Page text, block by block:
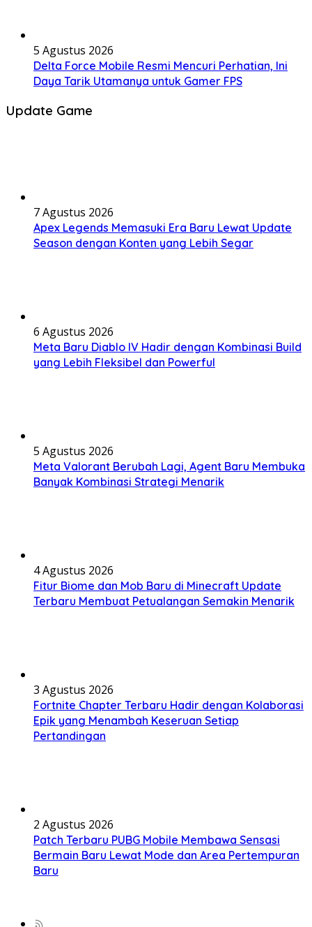
5 Agustus 2026
Delta Force Mobile Resmi Mencuri Perhatian, Ini
Daya Tarik Utamanya untuk Gamer FPS
Update Game
7 Agustus 2026
Apex Legends Memasuki Era Baru Lewat Update
Season dengan Konten yang Lebih Segar
6 Agustus 2026
Meta Baru Diablo IV Hadir dengan Kombinasi Build
yang Lebih Fleksibel dan Powerful
5 Agustus 2026
Meta Valorant Berubah Lagi, Agent Baru Membuka
Banyak Kombinasi Strategi Menarik
4 Agustus 2026
Fitur Biome dan Mob Baru di Minecraft Update
Terbaru Membuat Petualangan Semakin Menarik
3 Agustus 2026
Fortnite Chapter Terbaru Hadir dengan Kolaborasi
Epik yang Menambah Keseruan Setiap
Pertandingan
2 Agustus 2026
Patch Terbaru PUBG Mobile Membawa Sensasi
Bermain Baru Lewat Mode dan Area Pertempuran
Baru